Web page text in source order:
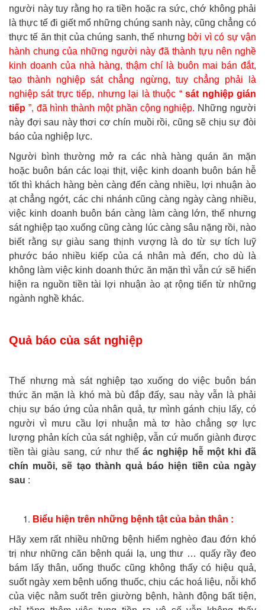
người này tuy rằng họ ra tiền hoặc ra sức, chớ không phải
là thực tế đi giết mổ những chúng sanh này, cũng chẳng có
thực tế ăn thịt của chúng sanh, thế nhưng bởi vì có sự vận
hành chung của những người này đã thành tựu nên nghề
kinh doanh của nhà hàng, thậm chí là buôn mai bán đắt,
tạo thành nghiệp sát chẳng ngừng, tuy chẳng phải là
nghiệp sát trực tiếp, nhưng lại là thuộc “sát nghiệp gián
tiếp ”, đã hình thành một phần cộng nghiệp. Những người
này đợi sau này thơi cơ chín muồi rồi, cũng sẽ chịu sự đòi
báo của nghiệp lực.
Người bình thường mở ra các nhà hàng quán ăn mặn
hoặc buôn bán các loại thịt, việc kinh doanh buôn bán hễ
tốt thì khách hàng bèn càng đến càng nhiều, lợi nhuận ào
ạt chẳng ngớt, các chi nhánh cũng càng ngày càng nhiều,
việc kinh doanh buôn bán càng làm càng lớn, thế nhưng
sát nghiệp tạo xuống cũng càng lúc càng sâu nặng rồi, nào
biết rằng sự giàu sang thịnh vượng là do từ sự tích luỹ
phước báo nhiều kiếp của cá nhân mà đến, cho dù là
không làm việc kinh doanh thức ăn mặn thì vẫn cứ sẽ hiển
hiện ra nguồn tiền tài lợi nhuận ào ạt rộng tiến từ những
ngành nghề khác.
Quả báo của sát nghiệp
Thế nhưng mà sát nghiệp tạo xuống do việc buôn bán
thức ăn mặn là khó mà bù đắp đấy, sau này vẫn là phải
chịu sự báo ứng của nhân quả, tự mình gánh chịu lấy, có
người vì mưu cầu lợi nhuận mà tơ hào chẳng sợ lực
lượng phản kích của sát nghiệp, vẫn cứ muốn giành được
tiền tài giàu sang, cứ như thếác nghiệp hễ một khi đã
chín muồi, sẽ tạo thành quả báo hiện tiền của ngày
sau :
Biểu hiện trên những bệnh tật của bản thân :
Hãy xem rất nhiều những bệnh hiểm nghèo đau đớn khó
trị như những căn bệnh quái lạ, ung thư … quấy rầy đeo
bám lấy thân, uống thuốc cũng không thấy có hiệu quả,
suốt ngày xem bệnh uống thuốc, chịu các hoá liệu, nỗi khổ
của việc nằm suốt trên giường bệnh, hành động bất tiện,